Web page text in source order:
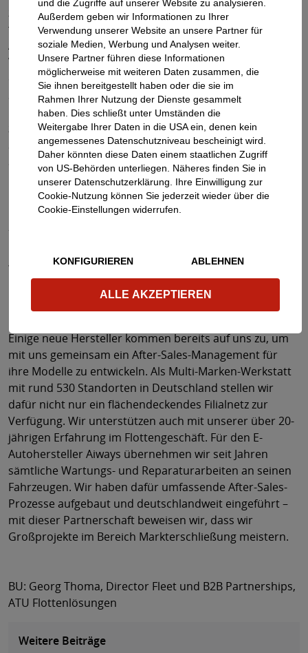
zentraler Aspekt, gerade wenn es um die Entscheidung
für E-Modelle von Newcomern geht. Denn bei
Anbietern, die zum jetzigen Zeitpunkt keine eigenen
Werkstattstrukturen in Deutschland besitzen, mangelt
es oft an Inspektionsplänen oder Ersatzteilen, um
Services korrekt und effizient durchführen zu können.
Hier müssen die Hersteller schnellstmöglich
zuverlässige Lösungen liefern. Denn wenn sich die
Standzeiten der Flottenfahrzeuge erhöhen, weil After-
Sales-Prozesse nicht geregelt sind, werden
Leasingfirmen, Autovermieter und auch andere
Großkunden dies nicht lange tolerieren.
WIE HILFT ATU FLOTTENLÖSUNGEN
NEUEN ANBIETERN BEI DER
MARKTERSCHLIESSUNG?
Einige neue Hersteller kommen bereits auf uns zu, um
mit uns gemeinsam ein After-Sales-Management für
ihre Modelle zu entwickeln. Als Multi-Marken-Werkstatt
mit rund 530 Standorten in Deutschland stellen wir
dafür nicht nur ein flächendeckendes Filialnetz zur
Verfügung. Wir unterstützen auch mit unserer über 20-
jährigen Erfahrung im Flottengeschäft. Für den E-
Autohersteller Aiways übernehmen wir seit Jahren
sämtliche Wartungs- und Reparaturarbeiten an seinen
Fahrzeugen. Wir haben dafür umfassende After-Sales-
Prozesse aufgebaut und deutschlandweit eingeführt –
mit dieser Partnerschaft beweisen wir, dass wir
Großprojekte im Bereich Markterschließung meistern.
BU: Georg Thoma, Director Fleet und B2B Partnerships,
ATU Flottenlösungen
Weitere Beiträge
und die Zugriffe auf unserer Website zu analysieren.
Außerdem geben wir Informationen zu Ihrer
Verwendung unserer Website an unsere Partner für
soziale Medien, Werbung und Analysen weiter.
Unsere Partner führen diese Informationen
möglicherweise mit weiteren Daten zusammen, die
Sie ihnen bereitgestellt haben oder die sie im
Rahmen Ihrer Nutzung der Dienste gesammelt
haben. Dies schließt unter Umständen die
Weitergabe Ihrer Daten in die USA ein, denen kein
angemessenes Datenschutzniveau bescheinigt wird.
Daher könnten diese Daten einem staatlichen Zugriff
von US-Behörden unterliegen. Näheres finden Sie in
unserer Datenschutzerklärung. Ihre Einwilligung zur
Cookie-Nutzung können Sie jederzeit wieder über die
Cookie-Einstellungen widerrufen.
KONFIGURIEREN ABLEHNEN
ALLE AKZEPTIEREN